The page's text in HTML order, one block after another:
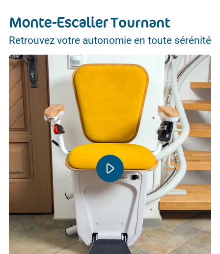
Monte-EscalierTournant
Retrouvez votre autonomie en toute sérénité